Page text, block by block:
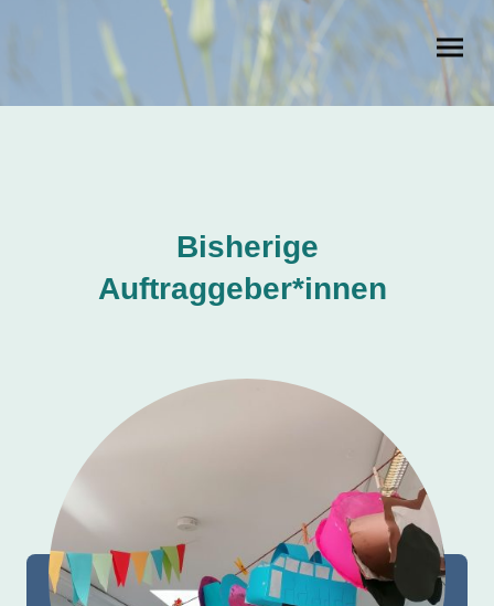
Bisherige
Auftraggeber*innen